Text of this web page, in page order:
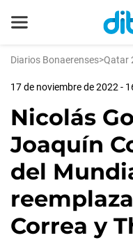
Diarios Bonaerenses>Qatar
17 de noviembre de 2022 -
Nicolás
Joaquín
del
Correa y